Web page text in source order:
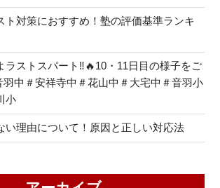
ト対策におすすめ！塾の評価基準ランキ
ラストスパート‼🔥10・11日目の様子をご
羽中＃安祥寺中＃花山中＃大宅中＃音羽小
小
い理由について！原因と正しい対応法